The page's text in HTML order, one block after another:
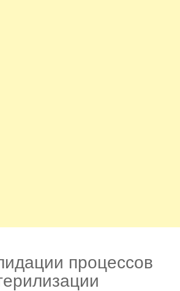
процессов